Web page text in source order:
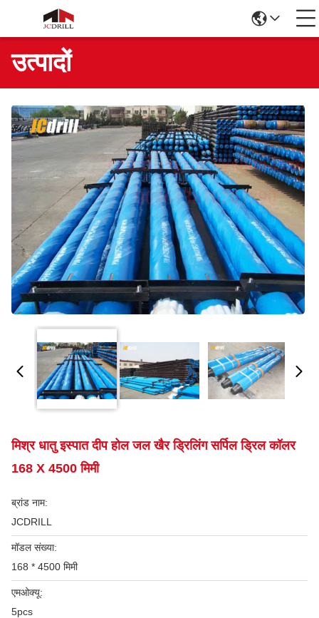
उत्पादों
मिश्र धातु इस्पात दीप होल जल खैर ड्रिलिंग सर्पिल ड्रिल कॉलर
168 X 4500 मिमी
ब्रांड नाम:
JCDRILL
मॉडल संख्या:
168 * 4500 मिमी
एमओक्यू:
5pcs